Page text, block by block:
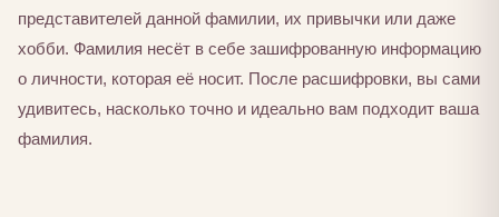
представителей данной фамилии, их привычки или даже
хобби. Фамилия несёт в себе зашифрованную информацию
о личности, которая её носит. После расшифровки, вы сами
удивитесь, насколько точно и идеально вам подходит ваша
фамилия.